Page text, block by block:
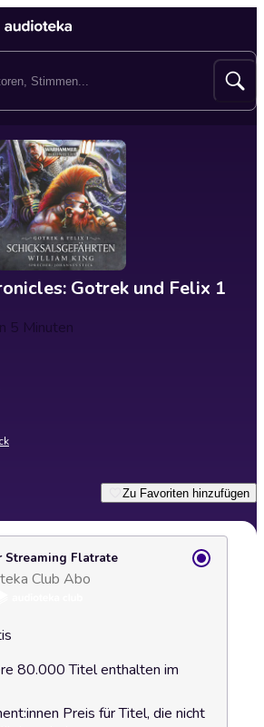
Gotrek und Felix 1
5 Minuten
Zu Favoriten hinzufügen
Streaming Flatrate
Club Abo
80.000 Titel enthalten im
Preis für Titel, die nicht